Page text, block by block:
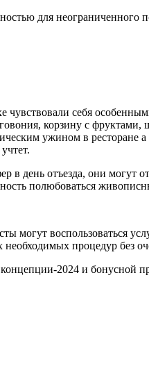
для
чувствовали себя
корзину с
ужином в
в день отъезда, они
полюбоваться
могут воспользоваться
процедур без
2024 и бонусной